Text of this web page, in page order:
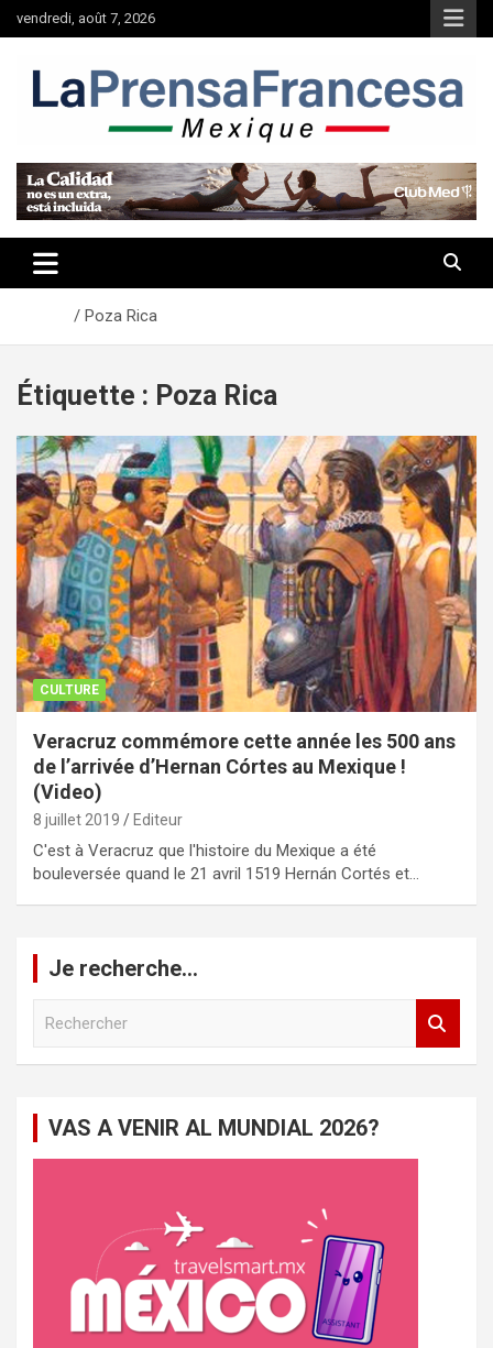
au
vendredi, août 7, 2026
Poza Rica
Étiquette : Poza Rica
CULTURE
Veracruz commémore cette année les 500 ans
de l’arrivée d’Hernan Córtes au Mexique !
(Video)
8 juillet 2019 Editeur
C'est à Veracruz que l'histoire du Mexique a été
bouleversée quand le 21 avril 1519 Hernán Cortés et…
Je recherche…
c
VAS A VENIR AL MUNDIAL 2026?